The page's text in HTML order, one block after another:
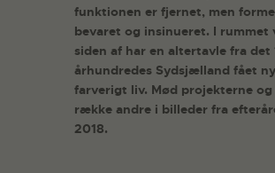
funktionen er fjernet, men
bevaret og insinueret. I rummet
siden af har en altertavle fra det
århundredes Sydsjælland fået
farverigt liv. Mød projekterne og
række andre i billeder fra
2018.